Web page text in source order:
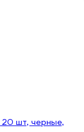
20 шт, черные,